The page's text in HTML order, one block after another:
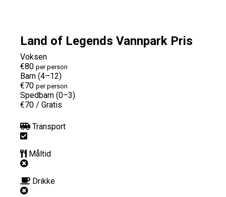
Land of Legends Vannpark Pris
Voksen
€80 per person
Barn (4–12)
€70 per person
Spedbarn (0–3)
€70 / Gratis
Transport
Måltid
Drikke